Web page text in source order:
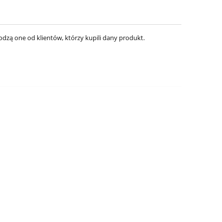
one od klientów, którzy kupili dany produkt.